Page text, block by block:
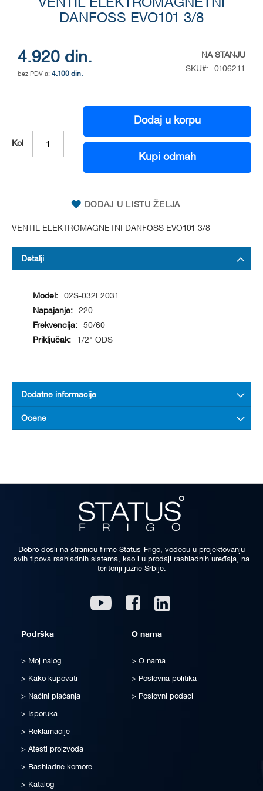
VENTIL ELEKTROMAGNETNI
DANFOSS EVO101 3/8
4.920 din.
4.100 din.
NA STANJU
SKU
0106211
Kol
Dodaj u korpu
Kupi odmah
DODAJ U LISTU ŽELJA
VENTIL ELEKTROMAGNETNI DANFOSS EVO101 3/8
the
images
gallery
Detalji
02S-032L2031
220
50/60
1/2" ODS
Dodatne informacije
Ocene
Dobro došli na stranicu firme Status-Frigo, vodeću u projektovanju
svih tipova rashladnih sistema, kao i u prodaji rashladnih uređaja, na
teritoriji južne Srbije.
Youtube Facebook
Podrška
Moj nalog
Kako kupovati
Načini plaćanja
Isporuka
Reklamacije
Atesti proizvoda
Rashladne komore
Katalog
O nama
O nama
Poslovna politika
Poslovni podaci